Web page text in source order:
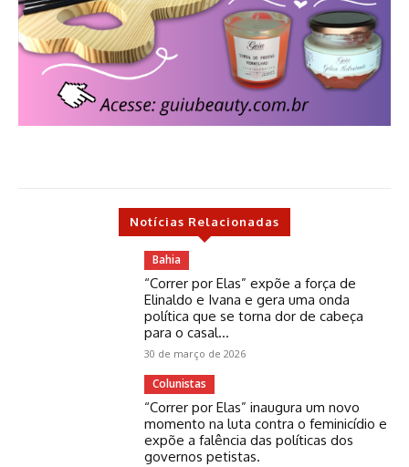
Notícias Relacionadas
Bahia
“Correr por Elas” expõe a força de
Elinaldo e Ivana e gera uma onda
política que se torna dor de cabeça
para o casal...
30 de março de 2026
Colunistas
“Correr por Elas” inaugura um novo
momento na luta contra o feminicídio e
expõe a falência das políticas dos
governos petistas.